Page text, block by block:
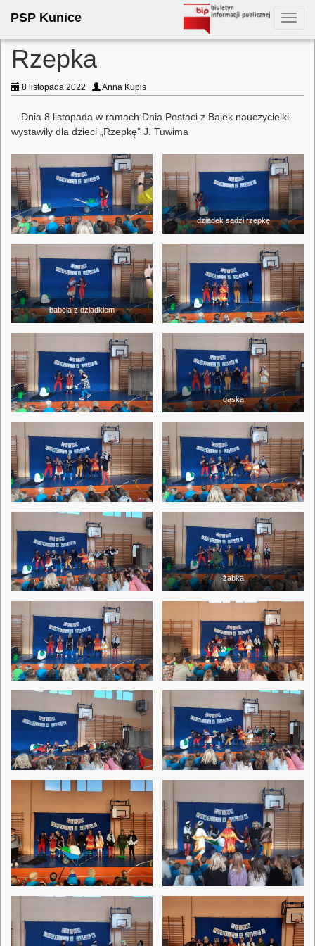
PSP Kunice
Rzepka
8 listopada 2022 Anna Kupis
Dnia 8 listopada w ramach Dnia Postaci z Bajek nauczycielki
wystawiły dla dzieci „Rzepkę” J. Tuwima
dziadek sadzi rzepkę
babcia z dziadkiem
gąska
żabka